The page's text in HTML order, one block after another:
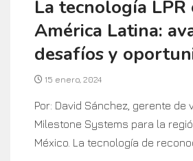
La tecnología LPR
América Latina:
desafíos y
15 enero, 2024
Por: David Sánchez, gerente de
Milestone Systems para la
México. La tecnología de